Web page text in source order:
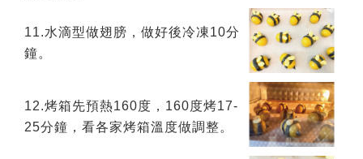
11.水滴型做翅膀，做好後冷凍10分
鐘。
12.烤箱先預熱160度，160度烤17-
25分鐘，看各家烤箱溫度做調整。